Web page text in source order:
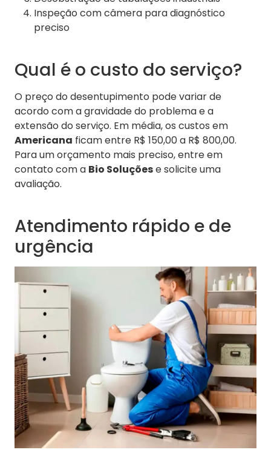
Inspeção com câmera para diagnóstico
preciso
Qual é o custo do serviço?
O preço do desentupimento pode variar de
acordo com a gravidade do problema e a
extensão do serviço. Em média, os custos em
Americana ficam entre R$ 150,00 a R$ 800,00.
Para um orçamento mais preciso, entre em
contato com a Bio Soluçõese solicite uma
avaliação.
Atendimento rápido e de
urgência